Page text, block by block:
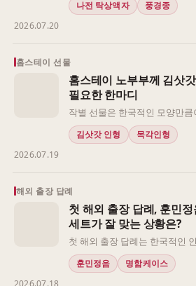
같은 전통 장식이라도 탁상이나
물이라면 두 사람을 축하하는
자기 집에 편하게 들일 수 있는
나전 탁상액자 풍경종
2026.07.20
홈스테이 선물
홈스테이 노부부께 김삿
필요한 한마디
작별 선물은 한국적인 모양만
요합니다. 특히 홈스테이 노부
화 지식을 길게 전달하기보다 함
는지, 작별 인사를 어느 정도 격
게 소개할지도 한결 분명해집니
김삿갓 인형 목각인형
2026.07.19
해외 출장 답례
첫 해외 출장 답례, 훈민
세트가 잘 맞는 상황은?
첫 해외 출장 답례는 한국적인
는 사람의 직위와 전달 장면을
기관 인사에게 공식 면담에서 전
훈민정음 명함케이스
2026.07.18